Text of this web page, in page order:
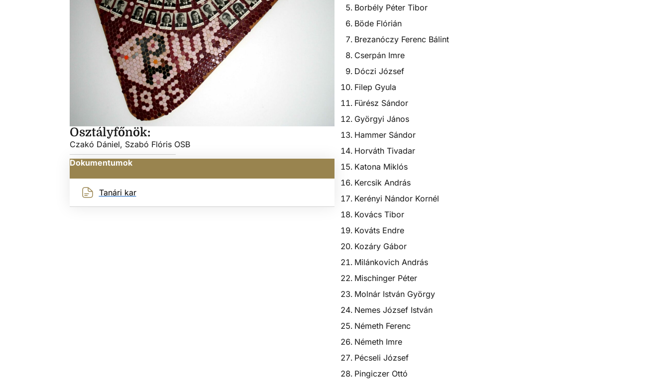
Osztályfőnök:
Czakó Dániel, Szabó Flóris OSB
Dokumentumok
Tanári kar
Borbély Péter Tibor
Böde Flórián
Brezanóczy Ferenc Bálint
Cserpán Imre
Dóczi József
Filep Gyula
Fürész Sándor
Györgyi János
Hammer Sándor
Horváth Tivadar
Katona Miklós
Kercsik András
Kerényi Nándor Kornél
Kovács Tibor
Kováts Endre
Kozáry Gábor
Milánkovich András
Mischinger Péter
Molnár István György
Nemes József István
Németh Ferenc
Németh Imre
Pécseli József
Pingiczer Ottó